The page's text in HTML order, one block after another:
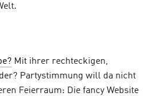
Mit ihrer rechteckigen,
Partystimmung will da nicht
Feierraum: Die fancy Website